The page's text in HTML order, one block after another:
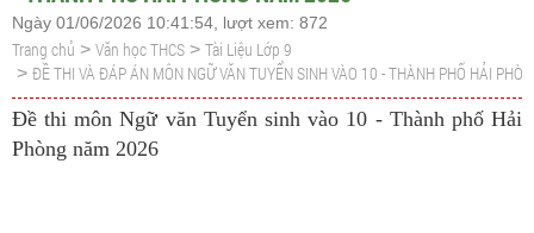
Ngày 01/06/2026 10:41:54, lượt xem: 872
Trang chủ > Văn học THCS > Tài Liệu Lớp 9
> ĐỀ THI VÀ ĐÁP ÁN MÔN NGỮ VĂN TUYỂN SINH VÀO 10 - THÀNH PHỐ HẢI
Đề thi môn Ngữ văn Tuyển sinh vào 10 - Thành phố Hải
Phòng năm 2026